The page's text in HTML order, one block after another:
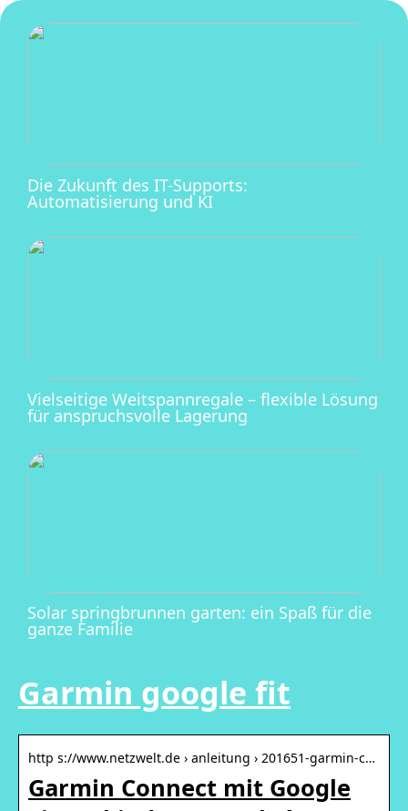
Die Zukunft des IT-Supports:
Automatisierung und KI
Vielseitige Weitspannregale – flexible Lösung
für anspruchsvolle Lagerung
Solar springbrunnen garten: ein Spaß für die
ganze Familie
Garmin google fit
http s://www.netzwelt.de › anleitung › 201651-garmin-c…
Garmin Connect mit Google